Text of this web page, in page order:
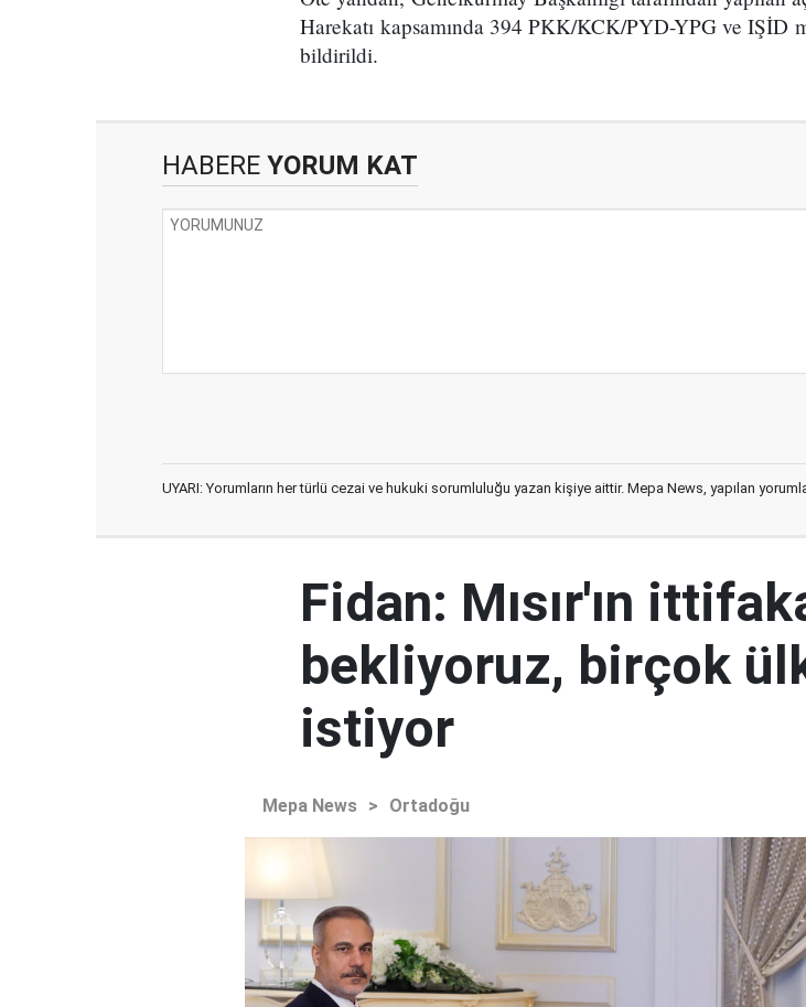
Harekatı kapsamında 394 PKK/KCK/PYD-YPG ve IŞİD
bildirildi.
HABERE YORUM KAT
UYARI: Yorumların her türlü cezai ve hukuki sorumluluğu yazan kişiye aittir. Mepa News, yapılan
Fidan: Mısır'ın
bekliyoruz, birçok
istiyor
Mepa News > Ortadoğu